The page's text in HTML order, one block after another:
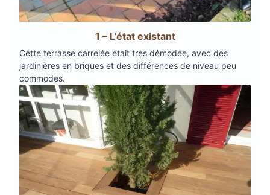
1 – L’état existant
Cette terrasse carrelée était très démodée, avec des
jardinières en briques et des différences de niveau peu
commodes.